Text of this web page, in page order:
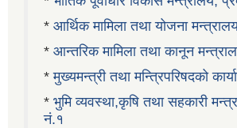
* आर्थिक मामिला तथा योजना
* आन्तरिक मामिला तथा कानून
*मुख्यमन्त्री तथा मन्त्रिपरिषदको
* भुमि व्यवस्था,कृषि तथा सहकारी
नं.१